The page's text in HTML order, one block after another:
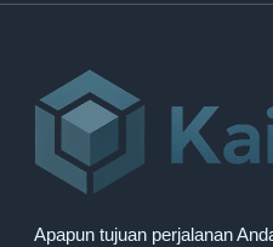
Apapun tujuan perjalanan